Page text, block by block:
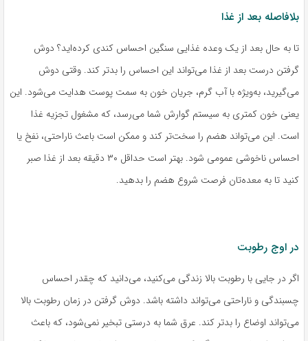
بلافاصله بعد از غذا
تا به حال بعد از یک وعده غذایی سنگین احساس کندی کرده‌اید؟ دوش
گرفتن درست بعد از غذا می‌تواند این احساس را بدتر کند. وقتی دوش
می‌گیرید، به‌ویژه با آب گرم، جریان خون به سمت پوست هدایت می‌شود. این
یعنی خون کمتری به سیستم گوارش شما می‌رسد، که مشغول تجزیه غذا
است. این می‌تواند هضم را سخت‌تر کند و ممکن است باعث ناراحتی، نفخ یا
احساس ناخوشی عمومی شود. بهتر است حداقل ۳۰ دقیقه بعد از غذا صبر
کنید تا به معده‌تان فرصت شروع هضم را بدهید.
در اوج رطوبت
اگر در جایی با رطوبت بالا زندگی می‌کنید، می‌دانید که چقدر احساس
چسبندگی و ناراحتی می‌تواند داشته باشد. دوش گرفتن در زمان رطوبت بالا
می‌تواند اوضاع را بدتر کند. عرق شما به درستی تبخیر نمی‌شود، که باعث